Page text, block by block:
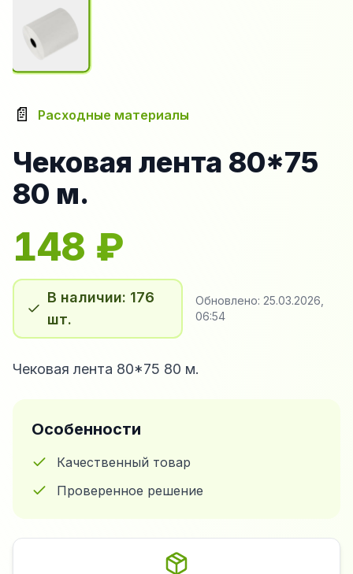
📄 Расходные материалы
Чековая лента 80*75
80 м.
148 ₽
В наличии: 176
шт.
Обновлено: 25.03.2026,
06:54
Чековая лента 80*75 80 м.
Особенности
Качественный товар
Проверенное решение